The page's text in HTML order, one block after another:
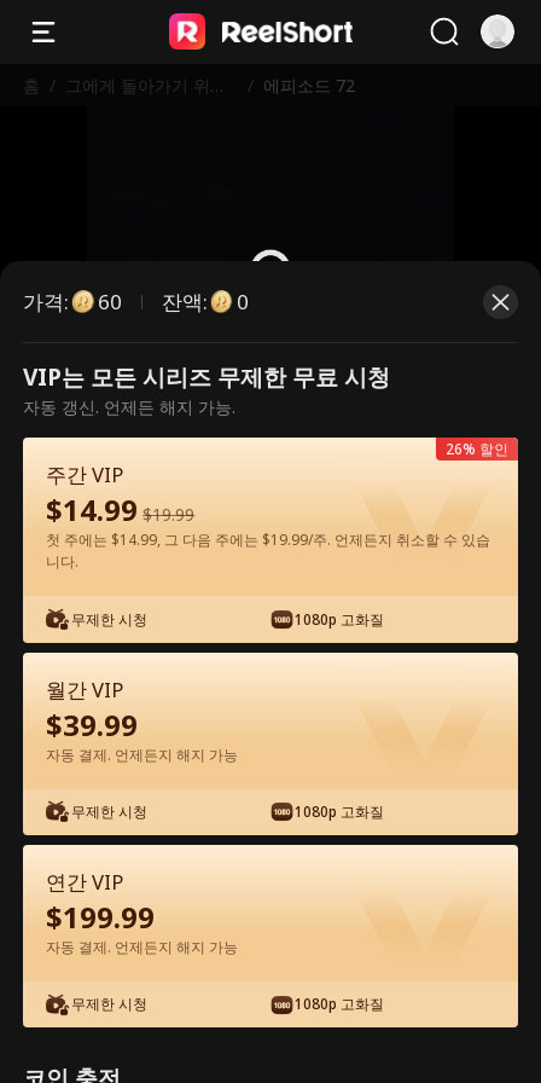
홈 / 그에게 돌아가기 위한
/ 에피소드 72
유료 에피소드입니다. 시청하시려면
잠금을 해제해 주세요.
에피소드 72 - 그에게 돌아가기 위한 내 길
전체 영화
0-49 50-72 모든 에피소드
70
가격: 60 잔액: 0
VIP는 모든 시리즈 무제한 무료 시청
자동 갱신. 언제든 해지 가능.
주간 VIP
$14.99 $19.99
첫 주에는 $14.99, 그 다음 주에는 $19.99/주. 언제든지 취소할 수 있습
니다.
무제한 시청 1080p 고화질
26% 할인
월간 VIP
$39.99
자동 결제. 언제든지 해지 가능
무제한 시청 1080p 고화질
연간 VIP
$199.99
자동 결제. 언제든지 해지 가능
무제한 시청 1080p 고화질